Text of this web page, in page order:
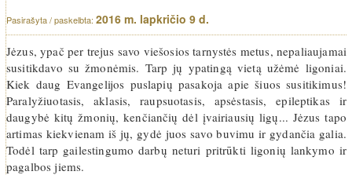
2016 m. lapkričio 9 d.
Jėzus, ypač per trejus savo viešosios tarnystės metus, nepaliaujamai
susitikdavo su žmonėmis. Tarp jų ypatingą vietą užėmė ligoniai.
Kiek daug Evangelijos puslapių pasakoja apie šiuos susitikimus!
Paralyžiuotasis, aklasis, raupsuotasis, apsėstasis, epileptikas ir
daugybė kitų žmonių, kenčiančių dėl įvairiausių ligų... Jėzus tapo
artimas kiekvienam iš jų, gydė juos savo buvimu ir gydančia galia.
Todėl tarp gailestingumo darbų neturi pritrūkti ligonių lankymo ir
pagalbos jiems.